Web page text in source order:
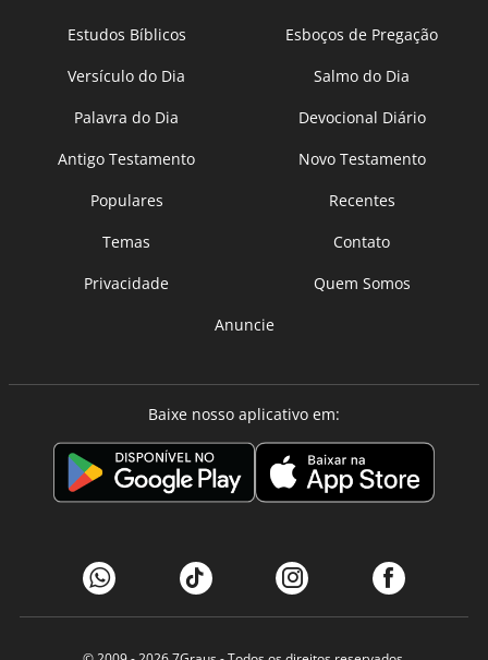
Estudos Bíblicos
Esboços de Pregação
Versículo do Dia
Salmo do Dia
Palavra do Dia
Devocional Diário
Antigo Testamento
Novo Testamento
Populares
Recentes
Temas
Contato
Privacidade
Quem Somos
Anuncie
Baixe nosso aplicativo em: